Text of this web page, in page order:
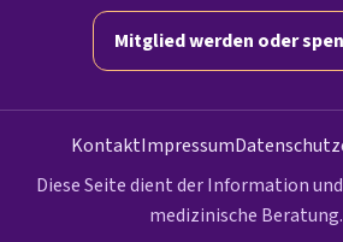
Mitglied werden oder
KontaktImpressum
Diese Seite dient der Information
medizinische Beratung.